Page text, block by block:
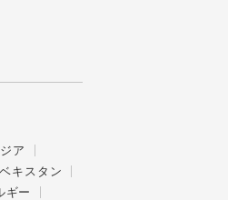
ア
キスタン
ギー